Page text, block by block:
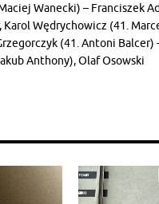
Wanecki) – Franciszek
Wędrychowicz (41.
(41. Antoni
Anthony), Olaf Osowski